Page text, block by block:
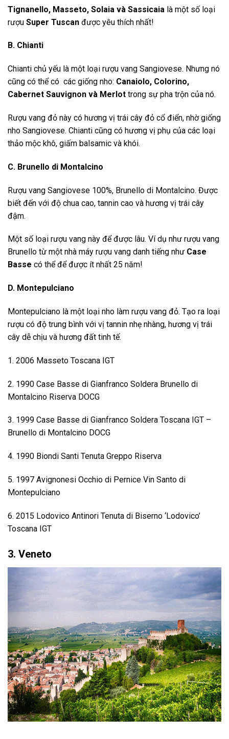
Tignanello, Masseto, Solaia và Sassicaia là một số loại
rượu Super Tuscan được yêu thích nhất!
B. Chianti
Chianti chủ yếu là một loại rượu vang Sangiovese. Nhưng nó
cũng có thể có các giống nho: Canaiolo, Colorino,
Cabernet Sauvignon và Merlot trong sự pha trộn của nó.
Rượu vang đỏ này có hương vị trái cây đỏ cổ điển, nhờ giống
nho Sangiovese. Chianti cũng có hương vị phụ của các loại
thảo mộc khô, giấm balsamic và khói.
C. Brunello di Montalcino
Rượu vang Sangiovese 100%, Brunello di Montalcino. Được
biết đến với độ chua cao, tannin cao và hương vị trái cây
đậm.
Một số loại rượu vang này để được lâu. Ví dụ như rượu vang
Brunello từ một nhà máy rượu vang danh tiếng như Case
Basse có thể để được ít nhất 25 năm!
D. Montepulciano
Montepulciano là một loại nho làm rượu vang đỏ. Tạo ra loại
rượu có độ trung bình với vị tannin nhẹ nhàng, hương vị trái
cây dễ chịu và hương đất tinh tế.
1. 2006 Masseto Toscana IGT
2. 1990 Case Basse di Gianfranco Soldera Brunello di
Montalcino Riserva DOCG
3. 1999 Case Basse di Gianfranco Soldera Toscana IGT –
Brunello di Montalcino DOCG
4. 1990 Biondi Santi Tenuta Greppo Riserva
5. 1997 Avignonesi Occhio di Pernice Vin Santo di
Montepulciano
6. 2015 Lodovico Antinori Tenuta di Biserno ‘Lodovico’
Toscana IGT
3. Veneto